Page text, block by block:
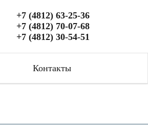
+7 (4812) 63-25-36
+7 (4812) 70-07-68
+7 (4812) 30-54-51
Контакты